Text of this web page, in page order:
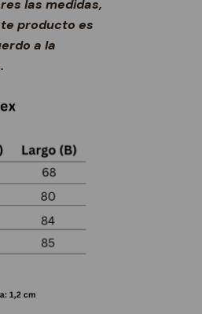
las medidas,
producto es
a la